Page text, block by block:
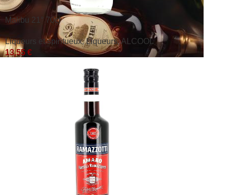
Malibu 21° 70cl
Liqueurs et spiritueux, Liqueurs,ALCOOL
13,55 €